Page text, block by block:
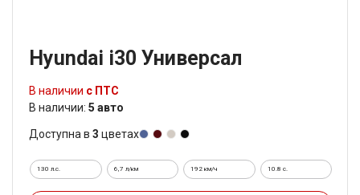
Hyundai i30 Универсал
В наличии с ПТС
В наличии: 5 авто
Доступна в 3 цветах
130 л.с. 6,7 л/км 192 км/ч 10.8 c.